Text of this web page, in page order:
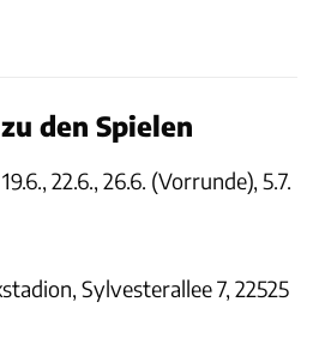
den Spielen
22.6., 26.6. (Vorrunde), 5.7.
Sylvesterallee 7, 22525